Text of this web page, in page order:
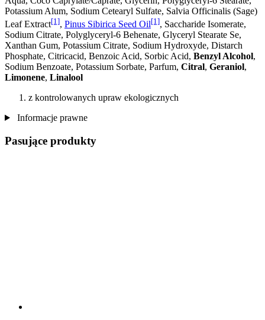
Potassium Alum, Sodium Cetearyl Sulfate, Salvia Officinalis (Sage)
Leaf Extract[1], Pinus Sibirica Seed Oil[1], Saccharide Isomerate,
Sodium Citrate, Polyglyceryl-6 Behenate, Glyceryl Stearate Se,
Xanthan Gum, Potassium Citrate, Sodium Hydroxyde, Distarch
Phosphate, Citricacid, Benzoic Acid, Sorbic Acid, Benzyl Alcohol,
Sodium Benzoate, Potassium Sorbate, Parfum, Citral, Geraniol,
Limonene, Linalool
z kontrolowanych upraw ekologicznych
Informacje prawne
Pasujące produkty